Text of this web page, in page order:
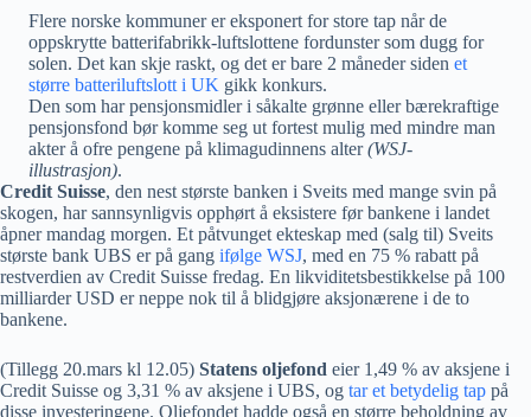
Flere norske kommuner er eksponert for store tap når de
oppskrytte batterifabrikk-luftslottene fordunster som dugg for
solen. Det kan skje raskt, og det er bare 2 måneder siden et
større batteriluftslott i UK gikk konkurs.
Den som har pensjonsmidler i såkalte grønne eller bærekraftige
pensjonsfond bør komme seg ut fortest mulig med mindre man
akter å ofre pengene på klimagudinnens alter(WSJ-
illustrasjon).
Credit Suisse, den nest største banken i Sveits med mange svin på
skogen, har sannsynligvis opphørt å eksistere før bankene i landet
åpner mandag morgen. Et påtvunget ekteskap med (salg til) Sveits
største bank UBS er på gang ifølge WSJ, med en 75 % rabatt på
restverdien av Credit Suisse fredag. En likviditetsbestikkelse på 100
milliarder USD er neppe nok til å blidgjøre aksjonærene i de to
bankene.
(Tillegg 20.mars kl 12.05) Statens oljefond eier 1,49 % av aksjene i
Credit Suisse og 3,31 % av aksjene i UBS, og tar et betydelig tap på
disse investeringene. Oljefondet hadde også en større beholdning av